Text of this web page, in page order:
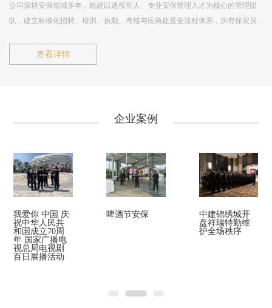
公司深耕安保领域多年，组建以退役军人、专业安保管理人才为核心的管理团
队，建立标准化招聘、培训、执勤、考核与应急处置全流程体系，所有保安员
业务以人防为基础、技防为支撑、服务为核心，覆盖：门卫值守、巡逻防控、
秩序维护、安全守护、安全检查、随身护卫、安全风险评估、智慧安防运维、
公司坚持安全第一、客户至上、诚信守约、专业高效的理念，依托青岛区位优
服务品质，助力平安青岛建设，为客户生命财产安全与生产生活秩序提供坚实
保障。
未来，公司将以更专业的队伍、更规范的管理、更贴心的服务，持续深耕青岛
查看详情
企业案例
我爱你 中国 庆
祝中华人民共
和国成立70周
年 国家广播电
视总局电视剧
百日展播活动
啤酒节安保
中建锦绣城开
盘祥瑞特勤维
护全场秩序